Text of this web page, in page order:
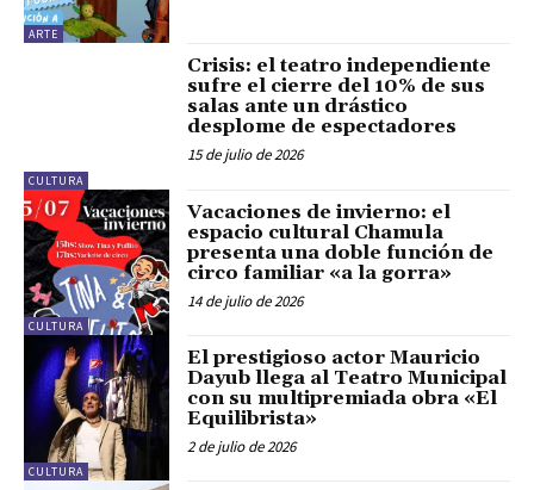
ARTE
CULTURA
Crisis: el teatro independiente
sufre el cierre del 10% de sus
salas ante un drástico
desplome de espectadores
15 de julio de 2026
CULTURA
Vacaciones de invierno: el
espacio cultural Chamula
presenta una doble función de
circo familiar «a la gorra»
14 de julio de 2026
CULTURA
El prestigioso actor Mauricio
Dayub llega al Teatro Municipal
con su multipremiada obra «El
Equilibrista»
2 de julio de 2026